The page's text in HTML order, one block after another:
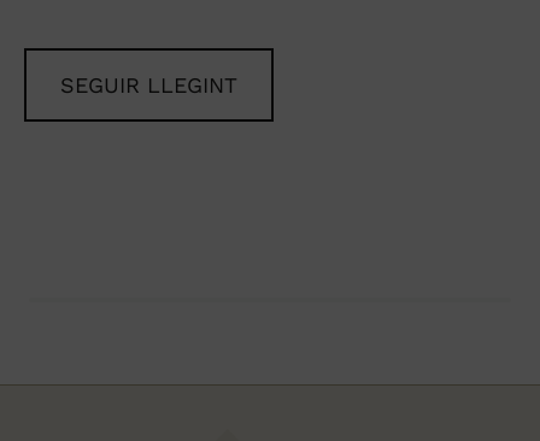
SEGUIR LLEGINT